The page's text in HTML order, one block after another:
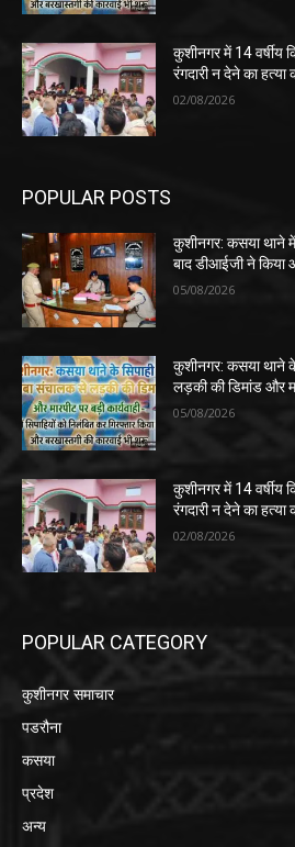
कुशीनगर में 14 वर्षीय
रंगदारी न देने का हत्या
02/08/2026
POPULAR POSTS
कुशीनगर: कसया थाने में
बाद डीआईजी ने किया
05/08/2026
कुशीनगर: कसया थाने
लड़की की डिमांड और
05/08/2026
कुशीनगर में 14 वर्षीय
रंगदारी न देने का हत्या
02/08/2026
POPULAR CATEGORY
कुशीनगर समाचार
पडरौना
कसया
प्रदेश
अन्य